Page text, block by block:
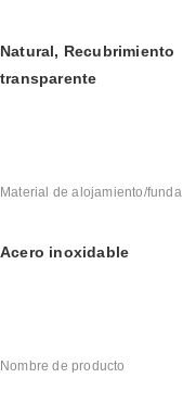
Natural, Recubrimiento
transparente
Material de alojamiento/funda
Acero inoxidable
Nombre de producto